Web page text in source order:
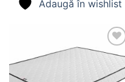
Adaugă în wishlist
Adaugă
wishlist